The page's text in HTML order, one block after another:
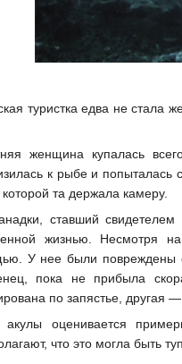
туристка едва не стала
женщина купалась
к рыбе и попыталась
которой та держала камеру.
ставший
жизнью. Несмотря
У нее были повреждены
пока не прибыла
по запястье, другая
акулы оценивается
что это могла быть